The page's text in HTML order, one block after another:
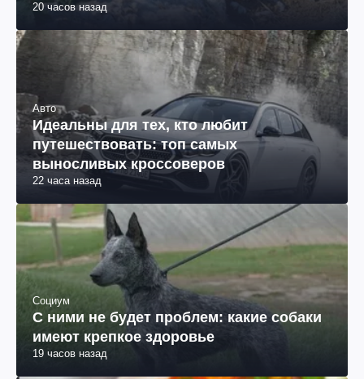
20 часов назад
Авто
Идеальны для тех, кто любит
путешествовать: топ самых
выносливых кроссоверов
22 часа назад
Социум
С ними не будет проблем: какие собаки
имеют крепкое здоровье
19 часов назад